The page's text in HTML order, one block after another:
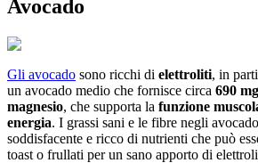
Avocado
Gli avocado sono ricchi di elettroliti, in
un avocado medio che fornisce circa 690 mg
magnesio, che supporta la funzione
energia. I grassi sani e le fibre negli
soddisfacente e ricco di nutrienti che può
toast o frullati per un sano apporto di